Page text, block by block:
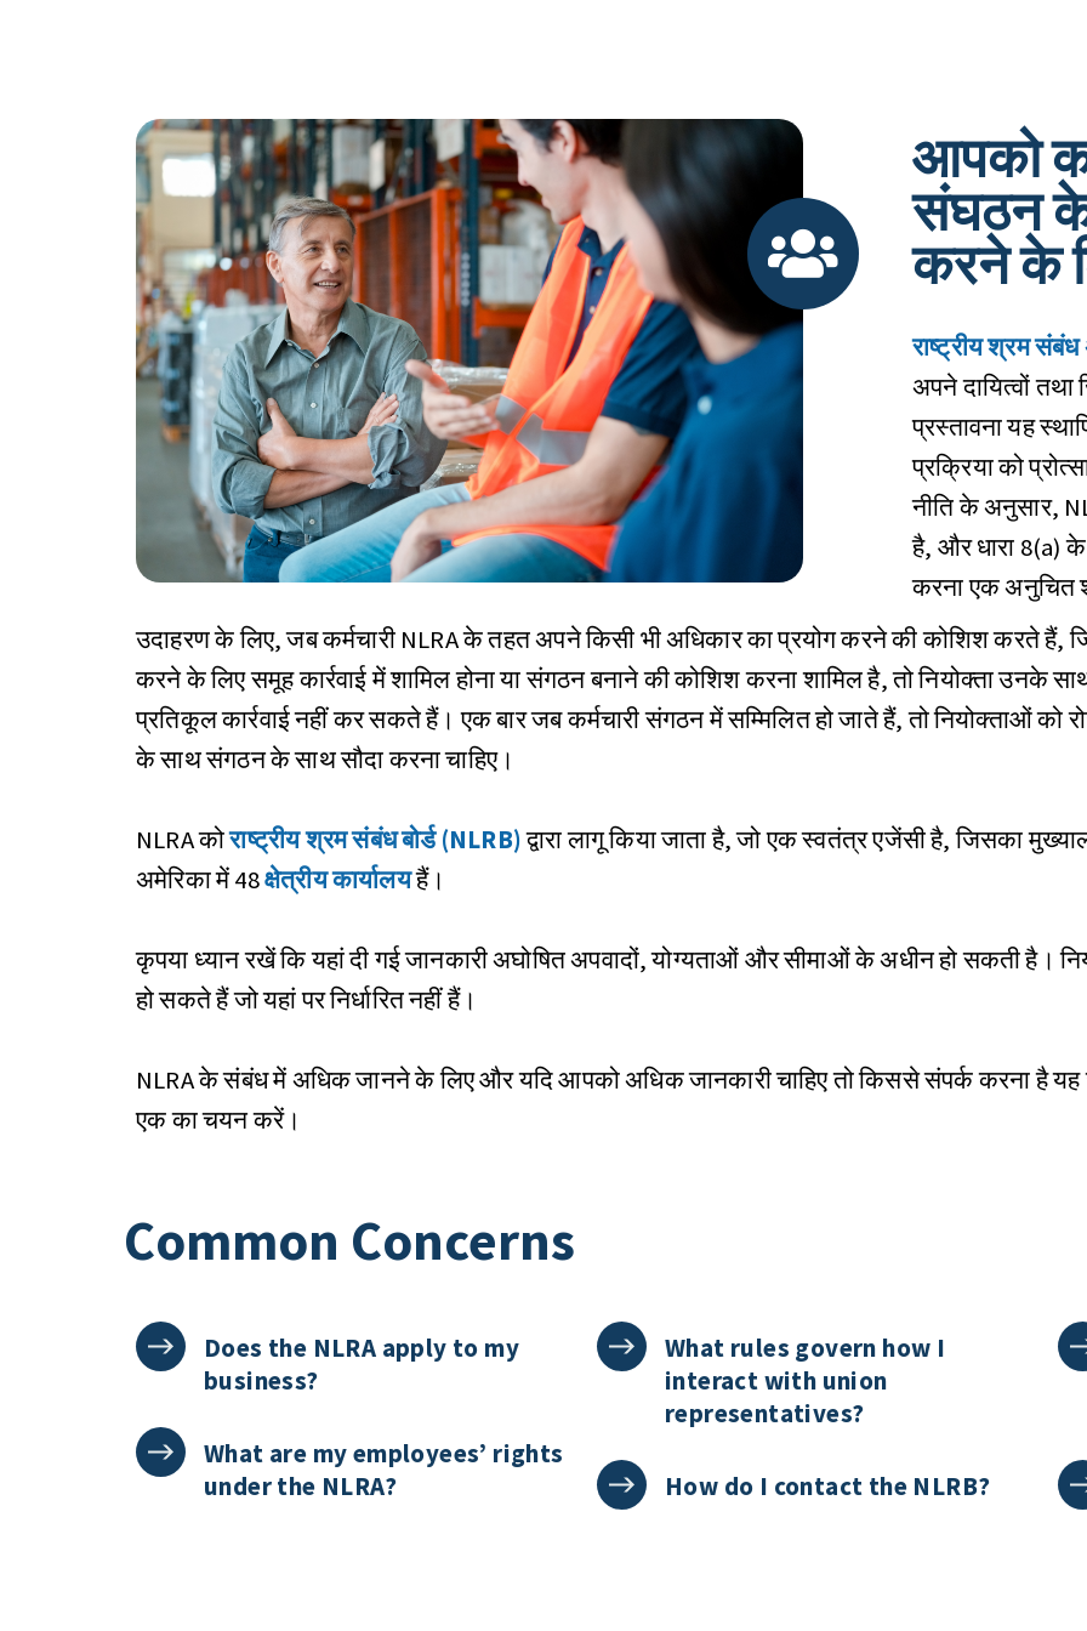
आपको
संघठन के
करने के
राष्ट्रीय श्रम
अपने दायित्वों तथा
प्रस्तावना यह
प्रक्रिया को
नीति के अनुसार,
है, और धारा 8(a)
करना एक अनुचित
उदाहरण के लिए, जब कर्मचारी NLRA के तहत अपने किसी भी अधिकार का प्रयोग करने की कोशिश करते हैं,
करने के लिए समूह कार्रवाई में शामिल होना या संगठन बनाने की कोशिश करना शामिल है, तो नियोक्ता उनके
प्रतिकूल कार्रवाई नहीं कर सकते हैं। एक बार जब कर्मचारी संगठन में सम्मिलित हो जाते हैं, तो नियोक्ताओं को
के साथ संगठन के साथ सौदा करना चाहिए।
NLRA कोराष्ट्रीय श्रम संबंध बोर्ड (NLRB)द्वारा लागू किया जाता है, जो एक स्वतंत्र एजेंसी है, जिसका
अमेरिका में 48क्षेत्रीय कार्यालयहैं।
कृपया ध्यान रखें कि यहां दी गई जानकारी अघोषित अपवादों, योग्यताओं और सीमाओं के अधीन हो सकती है।
हो सकते हैं जो यहां पर निर्धारित नहीं हैं।
NLRA के संबंध में अधिक जानने के लिए और यदि आपको अधिक जानकारी चाहिए तो किससे संपर्क करना है यह
एक का चयन करें।
Common Concerns
Does the NLRA apply to my
business?
What are my employees’ rights
under the NLRA?
What rules govern how I
interact with union
representatives?
How do I contact the NLRB?